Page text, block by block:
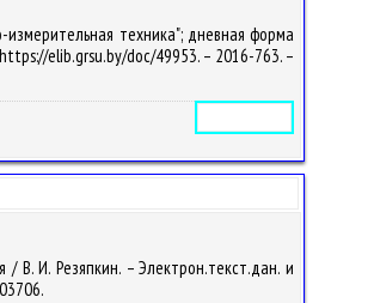
техника"; дневная форма
elib.grsu.by/doc/49953. – 2016-763. –
В. И. Резяпкин. – Электрон.текст.дан. и